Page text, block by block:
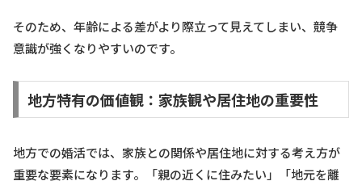
そのため、年齢による差がより際立って見えてしまい、競争
意識が強くなりやすいのです。
地方特有の価値観：家族観や居住地の重要性
地方での婚活では、家族との関係や居住地に対する考え方が
重要な要素になります。「親の近くに住みたい」「地元を離